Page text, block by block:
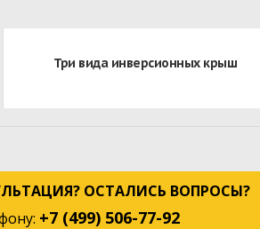
Три вида инверсионных крыш
ОСТАЛИСЬ ВОПРОСЫ?
+7 (499) 506-77-92